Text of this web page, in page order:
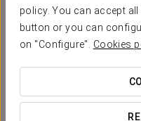
policy. You can accept
button or you can
on "Configure". Cookies
25 евро на
Доступ в спа
Отель Áurea Toledo
полностью